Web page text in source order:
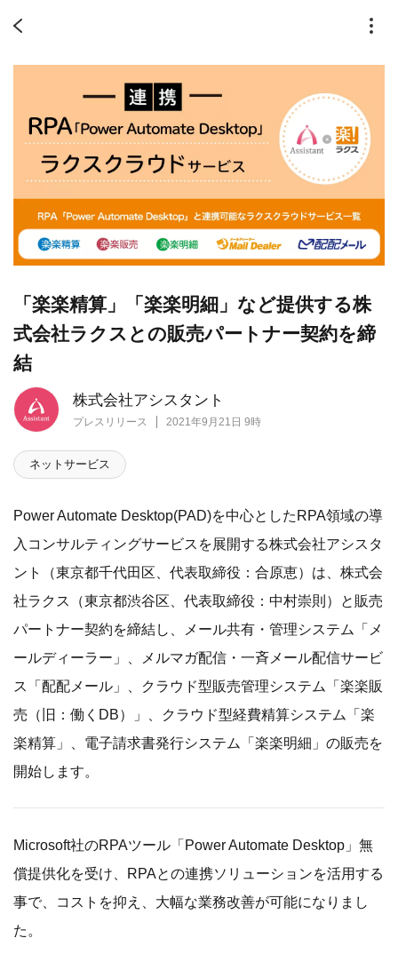
株式会社アシスタント
プレスリリース 2021年9月21日 9時
「楽楽精算」「楽楽明細」など提供する株
式会社ラクスとの販売パートナー契約を締
結
ネットサービス
Power Automate Desktop(PAD)を中心としたRPA領域の導
入コンサルティングサービスを展開する株式会社アシスタ
ント（東京都千代田区、代表取締役：合原恵）は、株式会
社ラクス（東京都渋谷区、代表取締役：中村崇則）と販売
パートナー契約を締結し、メール共有・管理システム「メ
ールディーラー」、メルマガ配信・一斉メール配信サービ
ス「配配メール」、クラウド型販売管理システム「楽楽販
売（旧：働くDB）」、クラウド型経費精算システム「楽
楽精算」、電子請求書発行システム「楽楽明細」の販売を
開始します。
Microsoft社のRPAツール「Power Automate Desktop」無
償提供化を受け、RPAとの連携ソリューションを活用する
事で、コストを抑え、大幅な業務改善が可能になりまし
た。